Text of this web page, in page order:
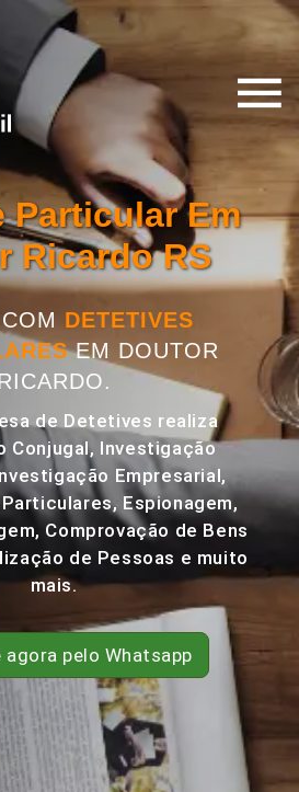
Particular Em
Ricardo RS
DETETIVES
EM DOUTOR
de Detetives realiza
Conjugal, Investigação
Empresarial,
Espionagem,
Comprovação de Bens
de Pessoas e muito
mais.
agora pelo Whatsapp